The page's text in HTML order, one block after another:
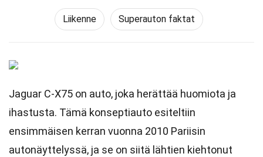
Liikenne Superauton faktat
Jaguar C-X75 on auto, joka herättää huomiota ja
ihastusta. Tämä konseptiauto esiteltiin
ensimmäisen kerran vuonna 2010 Pariisin
autonäyttelyssä, ja se on siitä lähtien kiehtonut